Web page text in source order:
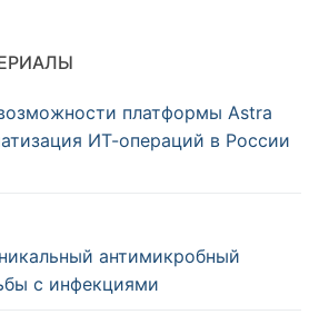
платформы Astra
ИТ-операций в России
антимикробный
с инфекциями